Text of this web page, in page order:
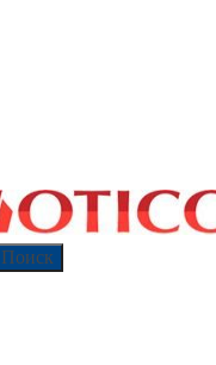
Поиск